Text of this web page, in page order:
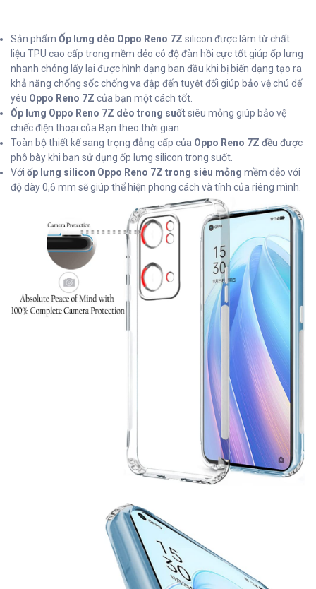
Sản phẩm Ốp lưng dẻo Oppo Reno 7Z silicon được làm từ chất
liệu TPU cao cấp trong mềm dẻo có độ đàn hồi cực tốt giúp ốp lưng
nhanh chóng lấy lại được hình dạng ban đầu khi bị biến dạng tạo ra
khả năng chống sốc chống va đập đến tuyệt đối giúp bảo vệ chú dế
yêu Oppo Reno 7Z của bạn một cách tốt.
Ốp lưng Oppo Reno 7Z dẻo trong suốtsiêu mỏng giúp bảo vệ
chiếc điện thoại của Bạn theo thời gian
Toàn bộ thiết kế sang trọng đẳng cấp của Oppo Reno 7Z đều được
phô bày khi bạn sử dụng ốp lưng silicon trong suốt.
Với ốp lưng silicon Oppo Reno 7Z trong siêu mỏng mềm dẻo với
độ dày 0,6 mm sẽ giúp thể hiện phong cách và tính của riêng mình.